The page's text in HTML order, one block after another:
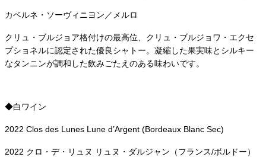
カベルネ・ソーヴィニヨン／メルロ
クリュ・ブルジョア格付けの最高位、クリュ・ブルジョワ・エクセ
プショネルに認定された優良シャトー。凝縮した果実味とシルキー
なタンニンが調和した飲みごたえのある味わいです。
◆白ワイン
2022 Clos des Lunes Lune d’Argent (Bordeaux Blanc Sec)
2022 クロ・デ・リュヌ リュヌ・ダルジャン（フランス/ボルドー）